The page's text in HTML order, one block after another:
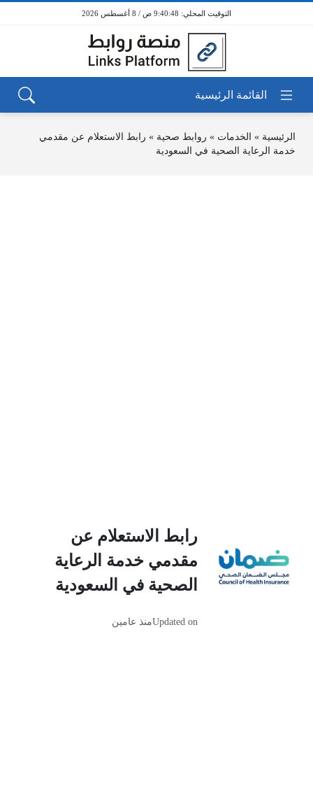
9:40:48 ص / 8 أغسطس 2026
الرئيسية » الخدمات » روابط صحية » رابط الاستعلام عن مقدمي
خدمة الرعاية الصحية في السعودية
رابط الاستعلام عن
مقدمي خدمة الرعاية
الصحية في السعودية
Updated onمنذ عامين